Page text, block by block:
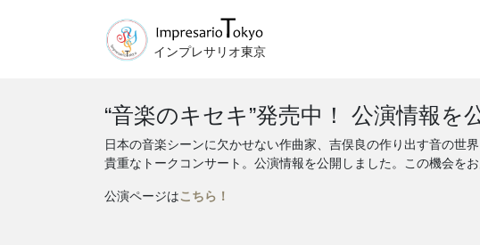
インプレサリオ東京
“音楽のキセキ”発売中！ 公演情報を
日本の音楽シーンに欠かせない作曲家、吉俣良の作り出す音の世
貴重なトークコンサート。公演情報を公開しました。この機会をお
公演ページはこちら！